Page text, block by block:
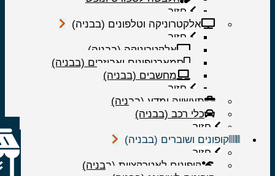
חזור
אלקטרוניקה וטלפונים (בבניה)
חזור
אלקטרוניקה (בבניה)
סמארטפונים ואביזרים (בבניה)
מחשבים (בבניה)
חזור
תעשייה ומדע (בבניה)
כלי רכב (בבניה)
חזור
קופונים ושוברים (בבניה)
חזור
קופונים לאטרקציות (בבניה)